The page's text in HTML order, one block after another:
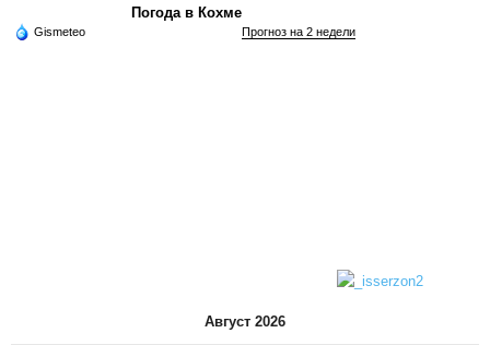
Погода в Кохме
Gismeteo Прогноз на 2 недели
Август 2026